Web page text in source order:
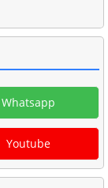
Whatsapp
Youtube